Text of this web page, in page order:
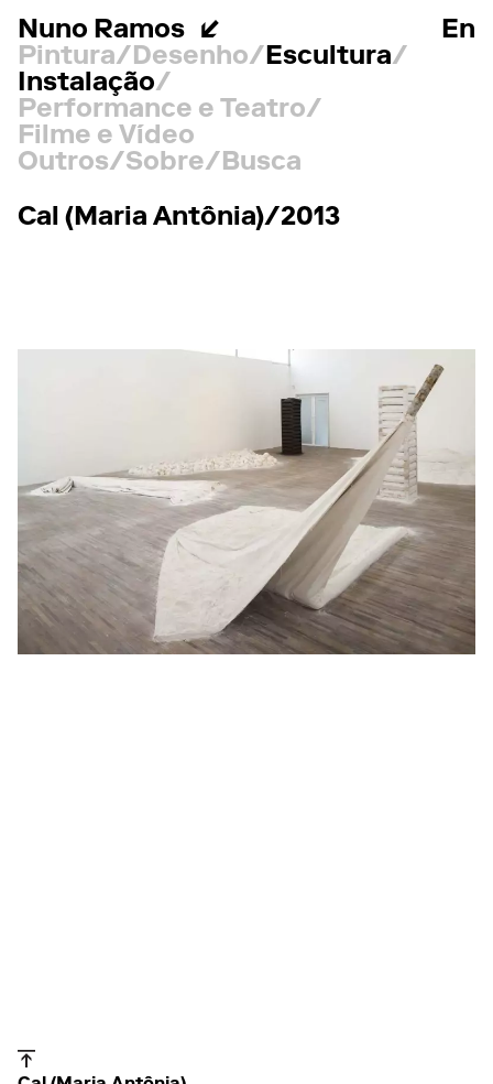
Nuno Ramos
En
Pintura
Desenho
Escultura
Instalação
Performance e Teatro
Filme e Vídeo
Outros
Sobre Busca
Cal (Maria Antônia)/2013